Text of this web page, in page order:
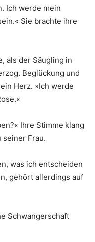
Ich werde mein
Sie brachte ihre
als der Säugling in
Beglückung und
Herz. »Ich werde
Ihre Stimme klang
seiner Frau.
was ich entscheiden
gehört allerdings auf
Schwangerschaft